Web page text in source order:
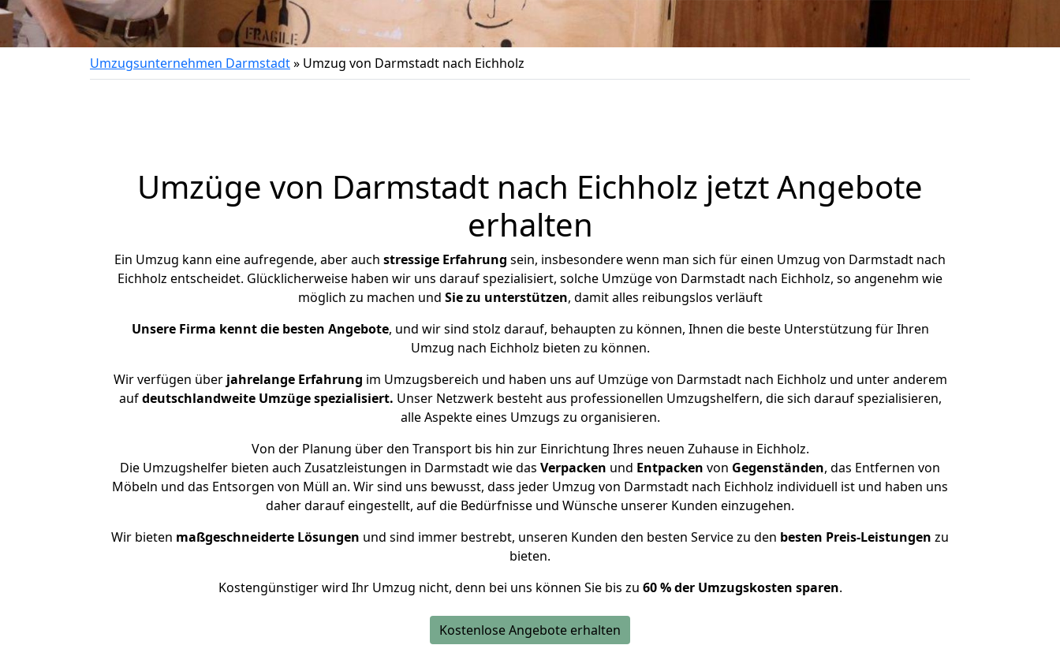
Umzugsunternehmen Darmstadt» Umzug von Darmstadt nach Eichholz
Umzüge von Darmstadt nach Eichholz jetzt Angebote
erhalten
Ein Umzug kann eine aufregende, aber auch stressige Erfahrung sein, insbesondere wenn man sich für einen Umzug von Darmstadt nach
Eichholz entscheidet. Glücklicherweise haben wir uns darauf spezialisiert, solche Umzüge von Darmstadt nach Eichholz, so angenehm wie
möglich zu machen und Sie zu unterstützen, damit alles reibungslos verläuft
Unsere Firma kennt die besten Angebote, und wir sind stolz darauf, behaupten zu können, Ihnen die beste Unterstützung für Ihren
Umzug nach Eichholz bieten zu können.
Wir verfügen überjahrelange Erfahrung im Umzugsbereich und haben uns auf Umzüge von Darmstadt nach Eichholz und unter anderem
aufdeutschlandweite Umzüge spezialisiert. Unser Netzwerk besteht aus professionellen Umzugshelfern, die sich darauf spezialisieren,
alle Aspekte eines Umzugs zu organisieren.
Von der Planung über den Transport bis hin zur Einrichtung Ihres neuen Zuhause in Eichholz.
Die Umzugshelfer bieten auch Zusatzleistungen in Darmstadt wie das Verpacken und Entpacken von Gegenständen, das Entfernen von
Möbeln und das Entsorgen von Müll an. Wir sind uns bewusst, dass jeder Umzug von Darmstadt nach Eichholz individuell ist und haben uns
daher darauf eingestellt, auf die Bedürfnisse und Wünsche unserer Kunden einzugehen.
Wir bieten maßgeschneiderte Lösungen und sind immer bestrebt, unseren Kunden den besten Service zu den besten Preis-Leistungen zu
bieten.
Kostengünstiger wird Ihr Umzug nicht, denn bei uns können Sie bis zu 60 % der Umzugskosten sparen.
Kostenlose Angebote erhalten